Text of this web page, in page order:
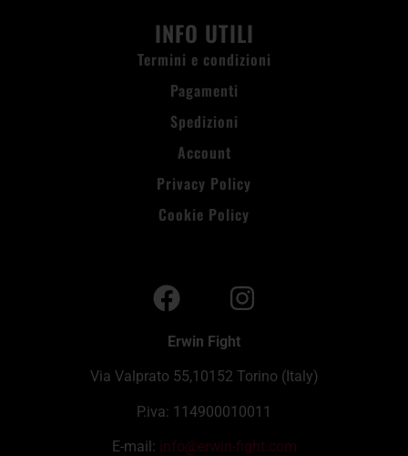
INFO UTILI
Termini e condizioni
Pagamenti
Spedizioni
Account
Privacy Policy
Cookie Policy
Erwin Fight
Via Valprato 55,10152 Torino (Italy)
P.iva: 114900010011
E-mail: info@erwin-fight.com